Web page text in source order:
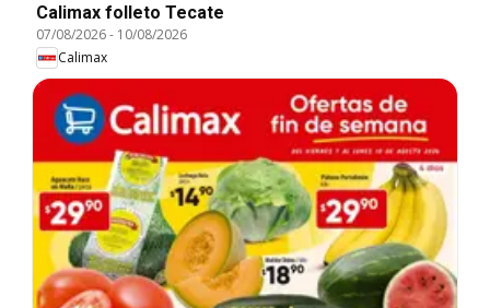
Calimax folleto Tecate
07/08/2026- 10/08/2026
Calimax